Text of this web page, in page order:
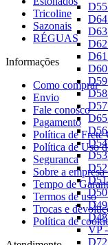
VP
Tricoline
Sazonais
RÉGUAS
Informações
Como comprar
Envio
Fale conosco
Pagamento
Política de Frete
Política de Uso
Seguranca
Sobre a
Tempo de
Termos de uso
Trocas e
Política de